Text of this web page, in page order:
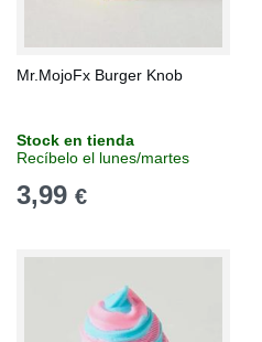
Mr.MojoFx Burger Knob
Stock en tienda
Recíbelo el lunes/martes
3,99 €